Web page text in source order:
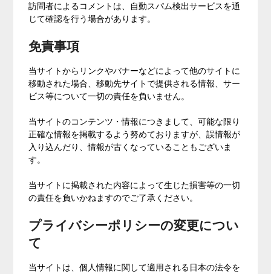
訪問者によるコメントは、自動スパム検出サービスを通
じて確認を行う場合があります。
免責事項
当サイトからリンクやバナーなどによって他のサイトに
移動された場合、移動先サイトで提供される情報、サー
ビス等について一切の責任を負いません。
当サイトのコンテンツ・情報につきまして、可能な限り
正確な情報を掲載するよう努めておりますが、誤情報が
入り込んだり、情報が古くなっていることもございま
す。
当サイトに掲載された内容によって生じた損害等の一切
の責任を負いかねますのでご了承ください。
プライバシーポリシーの変更につい
て
当サイトは、個人情報に関して適用される日本の法令を